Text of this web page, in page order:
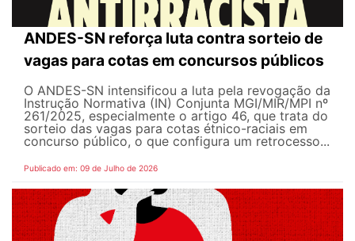
ANDES-SN reforça luta contra sorteio de
vagas para cotas em concursos públicos
O ANDES-SN intensificou a luta pela revogação da
Instrução Normativa (IN) Conjunta MGI/MIR/MPI nº
261/2025, especialmente o artigo 46, que trata do
sorteio das vagas para cotas étnico-raciais em
concurso público, o que configura um retrocesso...
Publicado em: 09 de Julho de 2026